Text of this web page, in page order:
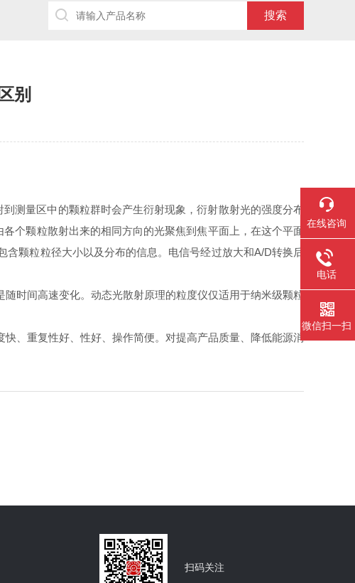
别
量区中的颗粒群时会产生衍射现象，衍射散射光的强度分布
个颗粒散射出来的相同方向的光聚焦到焦平面上，在这个平面
颗粒粒径大小以及分布的信息。电信号经过放大和A/D转换后
间高速变化。动态光散射原理的粒度仪仅适用于纳米级颗粒
重复性好、性好、操作简便。对提高产品质量、降低能源消
扫码关注
在线咨询
电话
微信扫一扫